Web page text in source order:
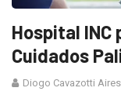
Hospital INC
Cuidados
Diogo Cavazotti Aires